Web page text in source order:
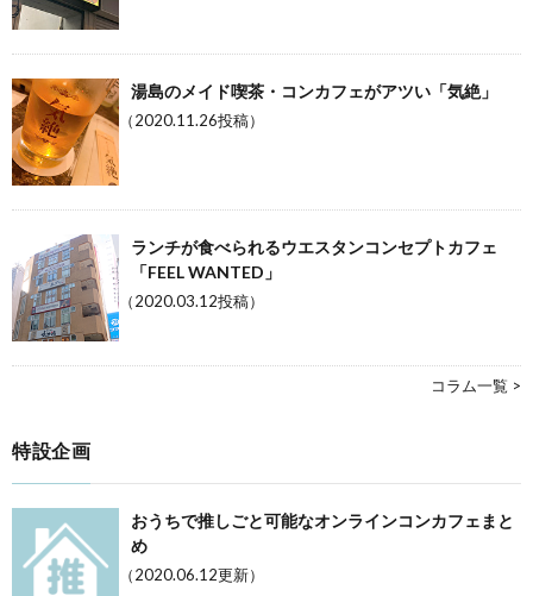
湯島のメイド喫茶・コンカフェがアツい「気絶」
（2020.11.26投稿）
ランチが食べられるウエスタンコンセプトカフェ
「FEEL WANTED」
（2020.03.12投稿）
コラム一覧 >
特設企画
おうちで推しごと可能なオンラインコンカフェまと
め
（2020.06.12更新）